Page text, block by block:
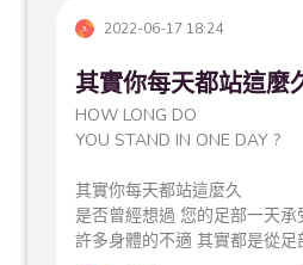
2022-06-17 18:24
其實你每天都站這麼
HOW LONG DO
YOU STAND IN ONE DAY ?
其實你每天都站這麼久
是否曾經想過 您的足部一天
許多身體的不適 其實都是從足